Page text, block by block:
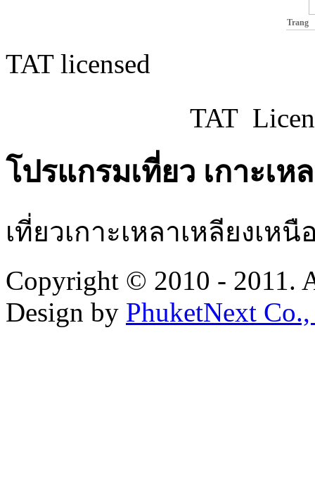
Trang
TAT licensed
TAT
โปรแกรมเที่ยว เกาะเห
เที่ยวเกาะเหลาเหลียงเหนื
Copyright © 2010 - 2011.
Design by PhuketNext